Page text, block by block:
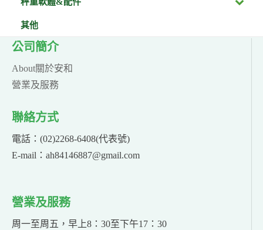
秤重軟體&配件
其他
公司簡介
About關於安和
營業及服務
聯絡方式
電話：(02)2268-6408(代表號)
E-mail：ah84146887@gmail.com
營業及服務
周一至周五，早上8：30至下午17：30